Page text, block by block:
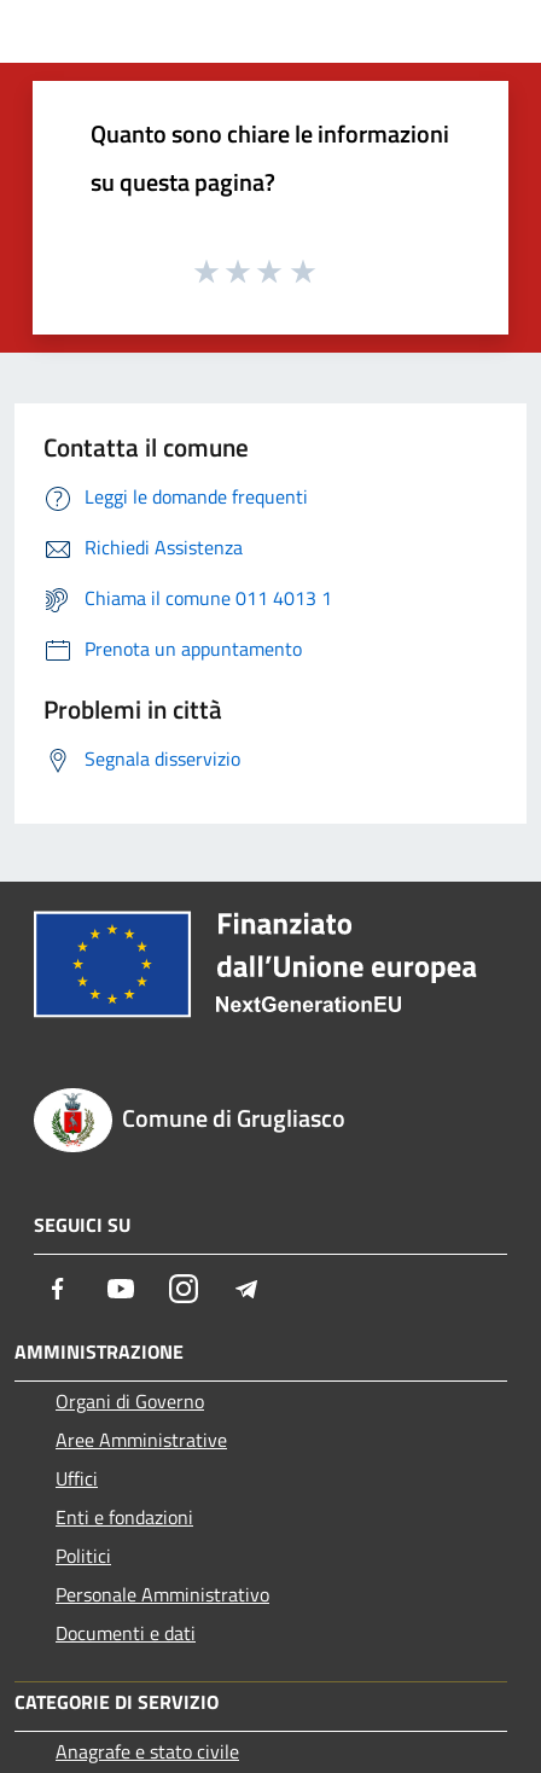
Quanto sono chiare le informazioni
su questa pagina?
Contatta il comune
Leggi le domande frequenti
Richiedi Assistenza
Chiama il comune 011 4013 1
Prenota un appuntamento
Problemi in città
Segnala disservizio
Comune di Grugliasco
SEGUICI SU
Facebook YoutubeInstagram
AMMINISTRAZIONE
Organi di Governo
Aree Amministrative
Uffici
Enti e fondazioni
Politici
Personale Amministrativo
Documenti e dati
CATEGORIE DI SERVIZIO
Anagrafe e stato civile